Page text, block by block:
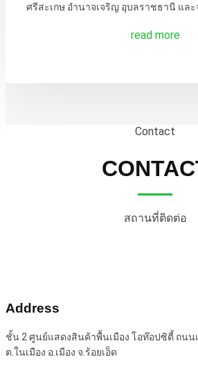
ศรีสะเกษ อำนาจเจริญ อุบลราชธานี และ
read more
Contact
สถานที่ติดต่อ
Address
ชั้น 2 ศูนย์แสดงสินค้าพื้นเมือง โอท๊อปซิตี้ ถนน
ต.ในเมือง อ.เมือง จ.ร้อยเอ็ด